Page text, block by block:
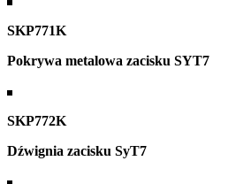
SKP771K
Pokrywa metalowa zacisku SYT7
SKP772K
Dźwignia zacisku SyT7